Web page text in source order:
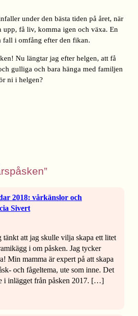
under den bästa tiden på året, när
upp, få liv, komma igen och växa. En
fall i omfång efter den fikan.
Nu längtar jag efter helgen, att få
gulliga och bara hänga med familjen
ni i helgen?
2018: vårkänslor och
Sivert
att jag skulle vilja skapa ett litet
i om påsken. Jag tycker
Min mamma är expert på att skapa
och fågeltema, ute som inne. Det
i inlägget från påsken 2017. […]